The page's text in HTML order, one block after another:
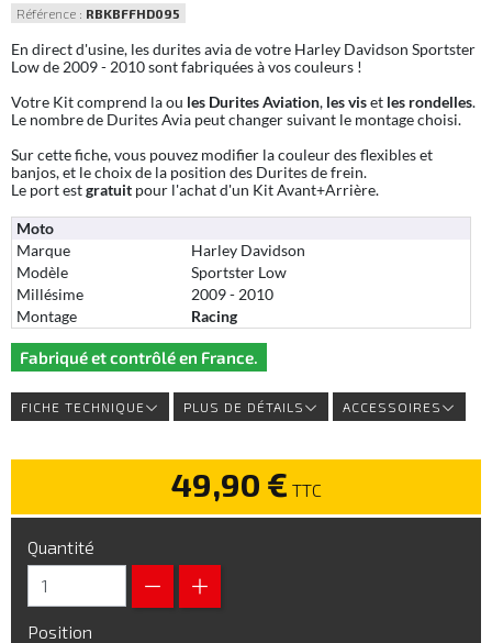
Référence : RBKBFFHD095
En direct d'usine, les durites avia de votre Harley Davidson Sportster
Low de 2009 - 2010 sont fabriquées à vos couleurs !
Votre Kit comprend la ou les Durites Aviation, les viset les rondelles.
Le nombre de Durites Avia peut changer suivant le montage choisi.
Sur cette fiche, vous pouvez modifier la couleur des flexibles et
banjos, et le choix de la position des Durites de frein.
Le port estgratuit pour l'achat d'un Kit Avant+Arrière.
Moto
Marque
Harley Davidson
Modèle
Sportster Low
Millésime
2009 - 2010
Montage
Racing
Fabriqué et contrôlé en France.
FICHE TECHNIQUE PLUS DE DÉTAILS ACCESSOIRES
49,90 € TTC
Quantité
Position